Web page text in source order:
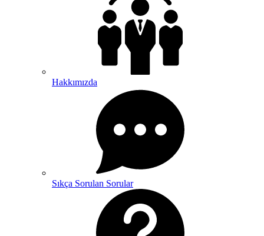
Hakkımızda
Sıkça Sorulan Sorular